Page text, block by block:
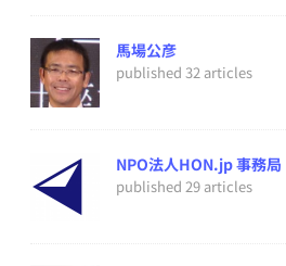
馬場公彦
published 32 articles
NPO法人HON.jp 事務局
published 29 articles